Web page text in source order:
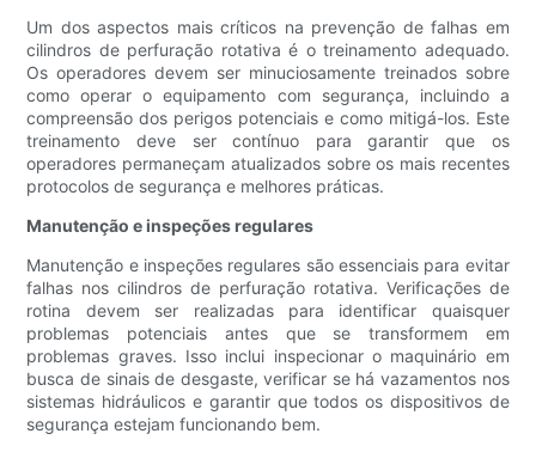
Um dos aspectos mais críticos na prevenção de falhas em
cilindros de perfuração rotativa é o treinamento adequado.
Os operadores devem ser minuciosamente treinados sobre
como operar o equipamento com segurança, incluindo a
compreensão dos perigos potenciais e como mitigá-los. Este
treinamento deve ser contínuo para garantir que os
operadores permaneçam atualizados sobre os mais recentes
protocolos de segurança e melhores práticas.
Manutenção e inspeções regulares
Manutenção e inspeções regulares são essenciais para evitar
falhas nos cilindros de perfuração rotativa. Verificações de
rotina devem ser realizadas para identificar quaisquer
problemas potenciais antes que se transformem em
problemas graves. Isso inclui inspecionar o maquinário em
busca de sinais de desgaste, verificar se há vazamentos nos
sistemas hidráulicos e garantir que todos os dispositivos de
segurança estejam funcionando bem.